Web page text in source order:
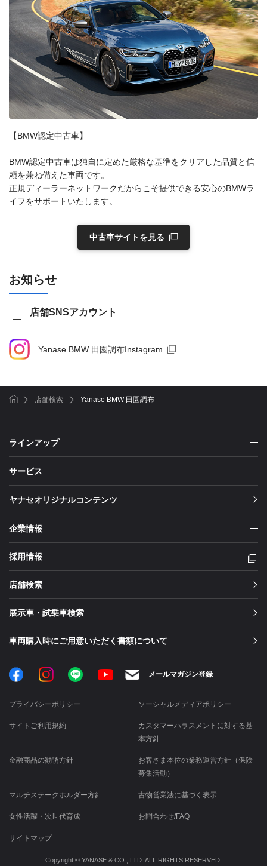
【BMW認定中古車】
BMW認定中古車は独自に定めた厳格な基準をクリアした品質と信
頼を兼ね備えた車両です。
正規ディーラーネットワークだからこそ提供できる安心のBMWラ
イフをサポートいたします。
中古車サイトを見る
お知らせ
店舗SNSアカウント
Yanase BMW 田園調布Instagram
ホーム店舗検索 Yanase BMW 田園調布
ラインアップ
サービス
ヤナセオリジナルコンテンツ
企業情報
採用情報
店舗検索
展示車・試乗車検索
車両購入時にご用意いただく書類について
FacebookInstagramLINE YouTube メールマガジン登録
プライバシーポリシー ソーシャルメディアポリシー
サイトご利用規約
カスタマーハラスメントに対する基
本方針
金融商品の勧誘方針
お客さま本位の業務運営方針（保険
募集活動）
マルチステークホルダー方針 古物営業法に基づく表示
女性活躍・次世代育成 お問合わせ/FAQ
サイトマップ
Copyright © YANASE & CO., LTD. ALL RIGHTS RESERVED.